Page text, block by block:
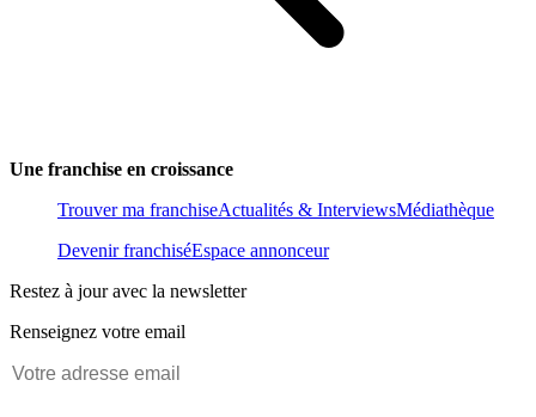
Une franchise en croissance
Trouver ma franchiseActualités & InterviewsMédiathèque
Devenir franchiséEspace annonceur
Restez à jour avec la newsletter
Renseignez votre email